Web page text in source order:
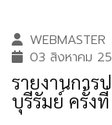
WEBMASTER
03 สิงหาคม
รายงานการ
บุรีรัมย์ ครั้ง